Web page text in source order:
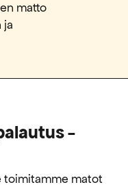
matto
ja
-
toimitamme matot